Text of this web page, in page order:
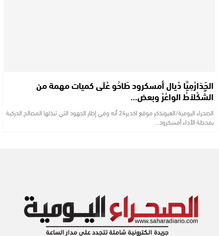
الجّدَارْمِيَّا دْيال أمسكرود طَاحُو عْلَى كميات مهمة من
الشَّكْلاَطْ الواعْرْ وبعض…
الصحراء اليومية/العيونذكر موقع اكدير24 أنه وفي إطار الجهود التي تبذلها المصالح الدركية
بمحطة الأداء أمسكرود…